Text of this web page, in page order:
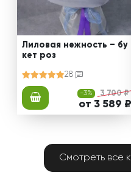
Лиловая нежность – бу
кет роз
28
-3% 3 700 ₽
от 3 589 ₽
Смотреть все